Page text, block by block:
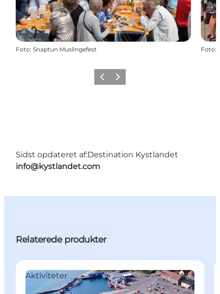
Foto: Snaptun Muslingefest Foto:
ForrigeNæste
Sidst opdateret af:Destination Kystlandet
info@kystlandet.com
Relaterede produkter
Aktiviteter